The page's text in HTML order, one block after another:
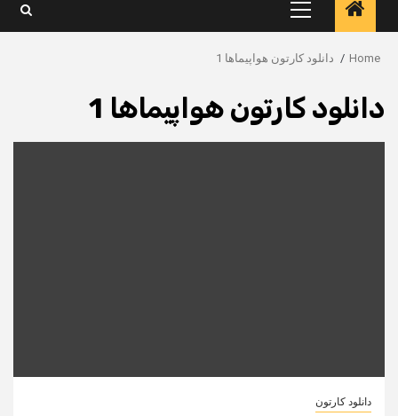
Primary
Menu
Home دانلود کارتون هواپیماها 1
دانلود کارتون هواپیماها 1
دانلود کارتون